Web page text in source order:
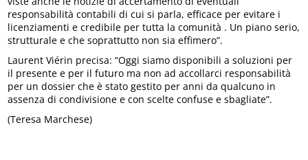
responsabilità contabili di cui si parla, efficace per evitare i
licenziamenti e credibile per tutta la comunità . Un piano serio,
strutturale e che soprattutto non sia effimero”.
Laurent Viérin precisa: “Oggi siamo disponibili a soluzioni per
il presente e per il futuro ma non ad accollarci responsabilità
per un dossier che è stato gestito per anni da qualcuno in
assenza di condivisione e con scelte confuse e sbagliate”.
(Teresa Marchese)